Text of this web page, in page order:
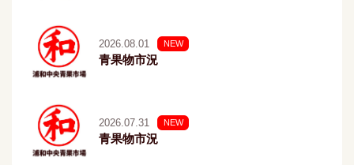
2026.08.01 NEW
青果物市況
2026.07.31 NEW
青果物市況